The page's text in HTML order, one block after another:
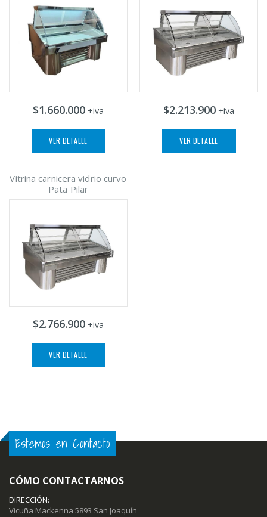
$1.660.000 +iva
VER DETALLE
$2.213.900 +iva
VER DETALLE
Vitrina carnicera vidrio curvo
Pata Pilar
$2.766.900 +iva
VER DETALLE
Estemos en Contacto
CÓMO CONTACTARNOS
DIRECCIÓN:
Vicuña Mackenna 5893 San Joaquín